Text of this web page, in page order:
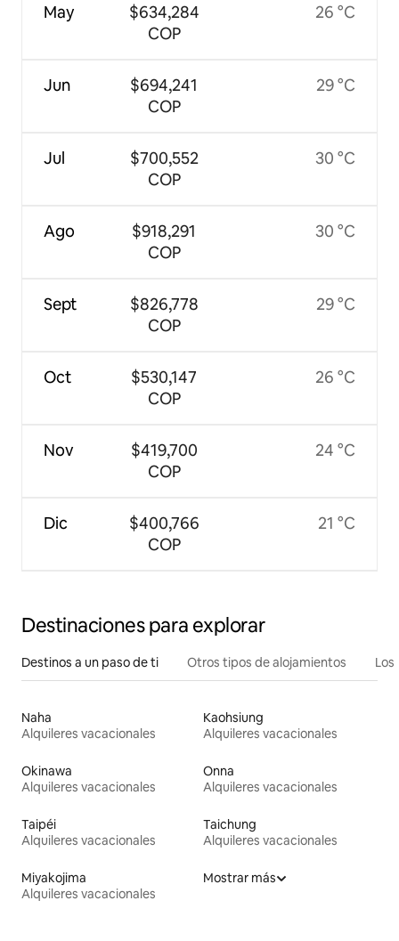
May
Jun
Jul
Ago
Sept
Oct
Nov
Dic
$634,284
COP
$694,241
COP
$700,552
COP
$918,291
COP
$826,778
COP
$530,147
COP
$419,700
COP
$400,766
COP
26 °C
29 °C
30 °C
30 °C
29 °C
26 °C
24 °C
21 °C
Destinaciones para explorar
Destinos a un paso de ti Otros tipos de alojamientos
Naha
Alquileres vacacionales
Kaohsiung
Alquileres vacacionales
Okinawa
Alquileres vacacionales
Onna
Alquileres vacacionales
Taipéi
Alquileres vacacionales
Taichung
Alquileres vacacionales
Miyakojima
Alquileres vacacionales
Mostrar más